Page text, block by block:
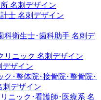
名刺デザイン
士 名刺デザイン
科衛生士･歯科助手 名刺デ
リニック 名刺デザイン
デザイン
ク･整体院･接骨院･整骨院･
刺デザイン
ニック･看護師･医療系 名